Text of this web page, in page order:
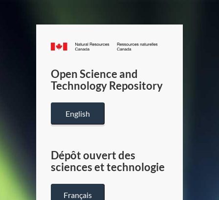
Canada.ca
/
Canada
Open Science and
Technology Repository
English
Dépôt ouvert des
sciences et technologie
Français